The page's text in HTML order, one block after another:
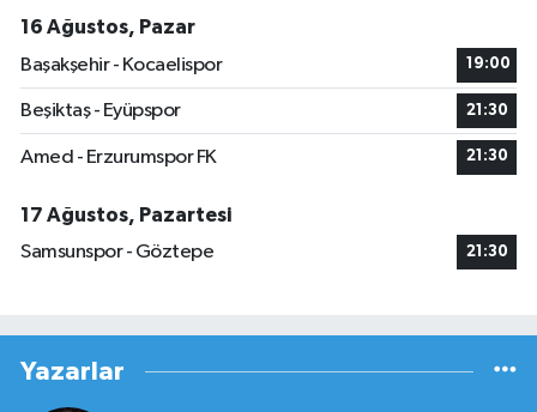
16 Ağustos, Pazar
Başakşehir - Kocaelispor
19:00
Beşiktaş - Eyüpspor 21:30
Amed - Erzurumspor FK 21:30
17 Ağustos, Pazartesi
Samsunspor - Göztepe
21:30
Yazarlar